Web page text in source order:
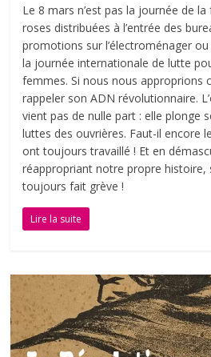
Le 8 mars n’est pas la journée de
roses distribuées à l’entrée des
promotions sur l’électroménager ou
la journée internationale de lutte
femmes. Si nous nous approprions
rappeler son ADN révolutionnaire.
vient pas de nulle part : elle plonge
luttes des ouvrières. Faut-il encore
ont toujours travaillé ! Et en
réappropriant notre propre histoire,
toujours fait grève !
Lire la suite